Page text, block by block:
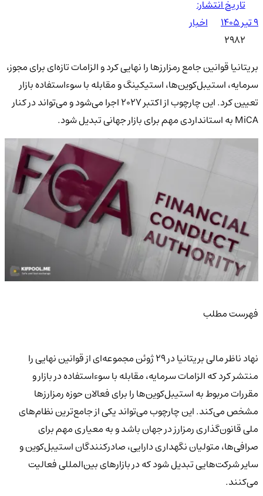
تاریخ انتشار:
اخبار
2982
بریتانیا قوانین جامع رمزارزها را نهایی کرد و الزامات تازه‌ای برای مجوز،
سرمایه، استیبل‌کوین‌ها، استیکینگ و مقابله با سوءاستفاده بازار
تعیین کرد. این چارچوب از اکتبر ۲۰۲۷ اجرا می‌شود و می‌تواند در کنار
MiCA به استانداردی مهم برای بازار جهانی تبدیل شود.
فهرست مطلب
نهاد ناظر مالی بریتانیا در ۲۹ ژوئن مجموعه‌ای از قوانین نهایی را
منتشر کرد که الزامات سرمایه، مقابله با سوءاستفاده در بازار و
مقررات مربوط به استیبل‌کوین‌ها را برای فعالان حوزه رمزارزها
مشخص می‌کند. این چارچوب می‌تواند یکی از جامع‌ترین نظام‌های
ملی قانون‌گذاری رمزارز در جهان باشد و به معیاری مهم برای
صرافی‌ها، متولیان نگهداری دارایی، صادرکنندگان استیبل‌کوین و
سایر شرکت‌هایی تبدیل شود که در بازارهای بین‌المللی فعالیت
می‌کنند.